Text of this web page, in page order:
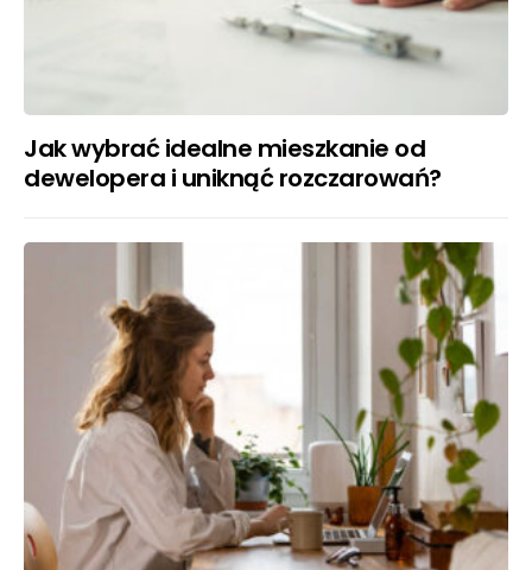
Jak wybrać idealne mieszkanie od
dewelopera i uniknąć rozczarowań?